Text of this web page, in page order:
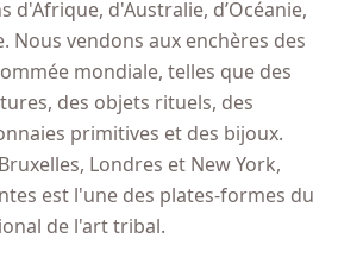
d'Afrique, d'Australie, d’Océanie,
Nous vendons aux enchères des
mondiale, telles que des
des objets rituels, des
primitives et des bijoux.
Londres et New York,
est l'une des plates-formes du
de l'art tribal.